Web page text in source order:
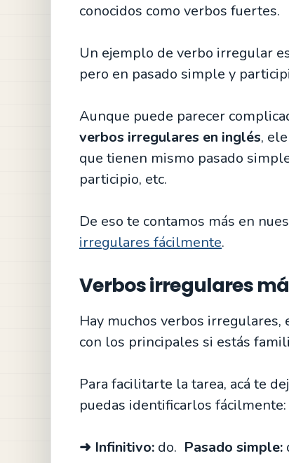
conocidos como verbos fuertes.
Un ejemplo de verbo irregular
pero en pasado simple y
Aunque puede parecer
verbos irregulares en inglés,
que tienen mismo pasado
participio, etc.
De eso te contamos más en
irregulares fácilmente.
Verbos irregulares
Hay muchos verbos
con los principales si estás
Para facilitarte la tarea, acá te
puedas identificarlos fácilmente:
➜ Infinitivo: do. Pasado simple: